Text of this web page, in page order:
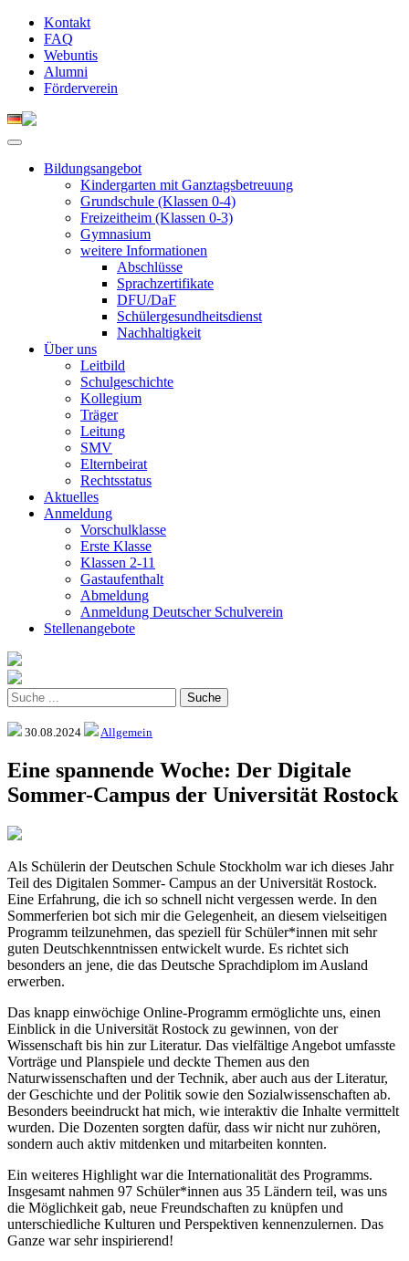
Kontakt
FAQ
Webuntis
Alumni
Förderverein
Bildungsangebot
Kindergarten mit Ganztagsbetreuung
Grundschule (Klassen 0-4)
Freizeitheim (Klassen 0-3)
Gymnasium
weitere Informationen
Abschlüsse
Sprachzertifikate
DFU/DaF
Schülergesundheitsdienst
Nachhaltigkeit
Über uns
Leitbild
Schulgeschichte
Kollegium
Träger
Leitung
SMV
Elternbeirat
Rechtsstatus
Aktuelles
Anmeldung
Vorschulklasse
Erste Klasse
Klassen 2-11
Gastaufenthalt
Abmeldung
Anmeldung Deutscher Schulverein
Stellenangebote
30.08.2024 Allgemein
Eine spannende Woche: Der Digitale
Sommer-Campus der Universität Rostock
Als Schülerin der Deutschen Schule Stockholm war ich dieses Jahr
Teil des Digitalen Sommer- Campus an der Universität Rostock.
Eine Erfahrung, die ich so schnell nicht vergessen werde. In den
Sommerferien bot sich mir die Gelegenheit, an diesem vielseitigen
Programm teilzunehmen, das speziell für Schüler*innen mit sehr
guten Deutschkenntnissen entwickelt wurde. Es richtet sich
besonders an jene, die das Deutsche Sprachdiplom im Ausland
erwerben.
Das knapp einwöchige Online-Programm ermöglichte uns, einen
Einblick in die Universität Rostock zu gewinnen, von der
Wissenschaft bis hin zur Literatur. Das vielfältige Angebot umfasste
Vorträge und Planspiele und deckte Themen aus den
Naturwissenschaften und der Technik, aber auch aus der Literatur,
der Geschichte und der Politik sowie den Sozialwissenschaften ab.
Besonders beeindruckt hat mich, wie interaktiv die Inhalte vermittelt
wurden. Die Dozenten sorgten dafür, dass wir nicht nur zuhören,
sondern auch aktiv mitdenken und mitarbeiten konnten.
Ein weiteres Highlight war die Internationalität des Programms.
Insgesamt nahmen 97 Schüler*innen aus 35 Ländern teil, was uns
die Möglichkeit gab, neue Freundschaften zu knüpfen und
unterschiedliche Kulturen und Perspektiven kennenzulernen. Das
Ganze war sehr inspirierend!